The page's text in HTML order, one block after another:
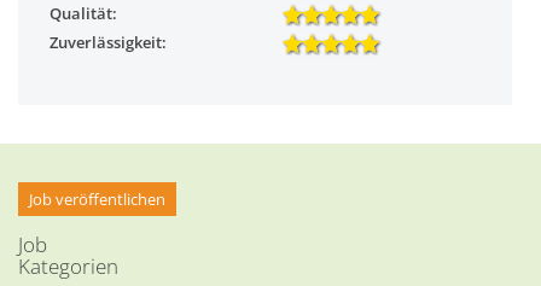
Qualität:
Zuverlässigkeit:
Job veröffentlichen
Job
Kategorien